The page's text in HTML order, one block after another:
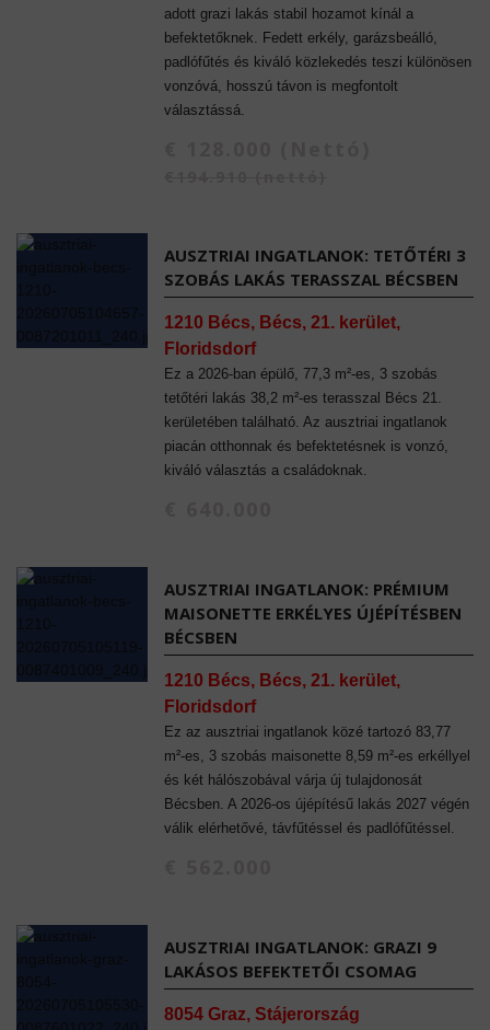
adott grazi lakás stabil hozamot kínál a
befektetőknek. Fedett erkély, garázsbeálló,
padlófűtés és kiváló közlekedés teszi különösen
vonzóvá, hosszú távon is megfontolt
választássá.
AUSZTRIAI INGATLANOK: TETŐTÉRI 3
SZOBÁS LAKÁS TERASSZAL BÉCSBEN
1210 Bécs, Bécs, 21. kerület,
Floridsdorf
Ez a 2026-ban épülő, 77,3 m²-es, 3 szobás
tetőtéri lakás 38,2 m²-es terasszal Bécs 21.
kerületében található. Az ausztriai ingatlanok
piacán otthonnak és befektetésnek is vonzó,
kiváló választás a családoknak.
AUSZTRIAI INGATLANOK: PRÉMIUM
MAISONETTE ERKÉLYES ÚJÉPÍTÉSBEN
BÉCSBEN
1210 Bécs, Bécs, 21. kerület,
Floridsdorf
Ez az ausztriai ingatlanok közé tartozó 83,77
m²-es, 3 szobás maisonette 8,59 m²-es erkéllyel
és két hálószobával várja új tulajdonosát
Bécsben. A 2026-os újépítésű lakás 2027 végén
válik elérhetővé, távfűtéssel és padlófűtéssel.
AUSZTRIAI INGATLANOK: GRAZI 9
LAKÁSOS BEFEKTETŐI CSOMAG
8054 Graz, Stájerország